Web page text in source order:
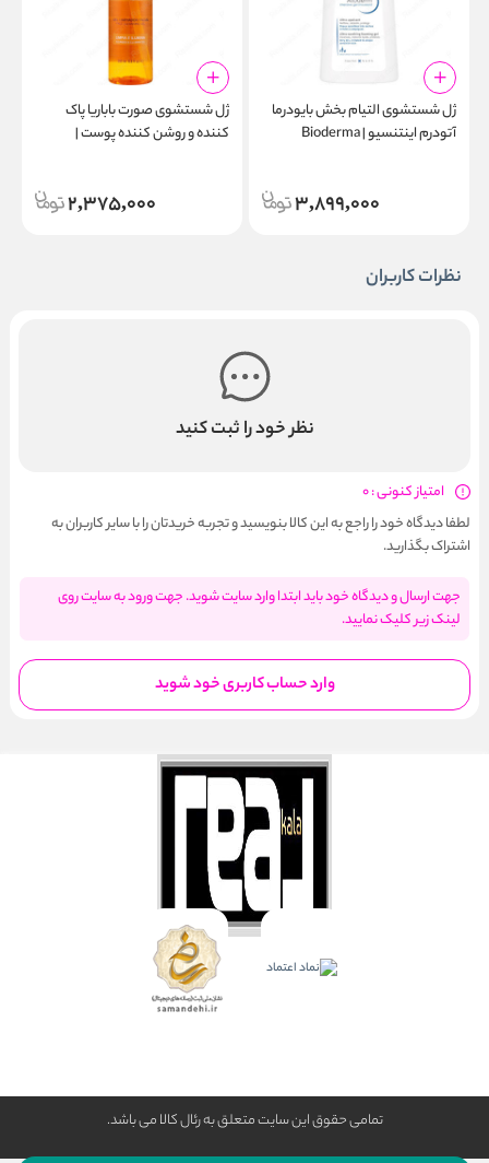
ژل شستشوی التیام‌ بخش بایودرما
آتودرم اینتنسیو | Bioderma
3,899,000
ژل شستشوی صورت باباریا پاک‌
کننده و روشن‌ کننده پوست |
2,375,000
نظرات کاربران
نظر خود را ثبت کنید
امتیاز کنونی : 0
لطفا دیدگاه خود را راجع به این کالا بنویسید و تجربه خریدتان را با سایر کاربران به
اشتراک بگذارید.
جهت ارسال و دیدگاه خود باید ابتدا وارد سایت شوید. جهت ورود به سایت روی
لینک زیر کلیک نمایید.
وارد حساب کاربری خود شوید
تمامی حقوق این سایت متعلق به رئال كالا می باشد.